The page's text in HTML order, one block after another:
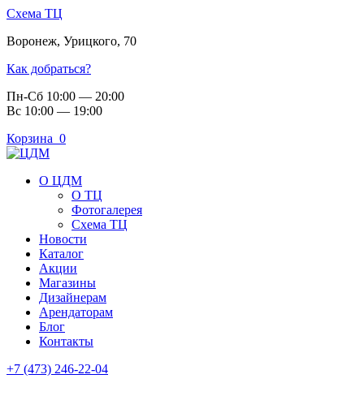
Схема ТЦ
Воронеж, Урицкого, 70
Как добраться?
Пн-Сб 10:00 — 20:00
Вс 10:00 — 19:00
Корзина 0
О ЦДМ
О ТЦ
Фотогалерея
Схема ТЦ
Новости
Каталог
Акции
Магазины
Дизайнерам
Арендаторам
Блог
Контакты
+7 (473) 246-22-04